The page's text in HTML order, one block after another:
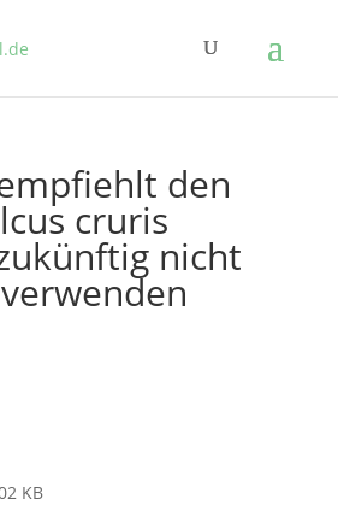
den
cruris
nicht
KB